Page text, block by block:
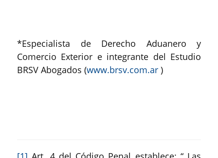
*Especialista de Derecho Aduanero y
Comercio Exterior e integrante del Estudio
BRSV Abogados (www.brsv.com.ar )